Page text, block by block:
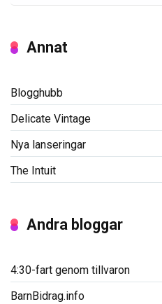
Annat
Blogghubb
Delicate Vintage
Nya lanseringar
The Intuit
Andra bloggar
4:30-fart genom tillvaron
BarnBidrag.info